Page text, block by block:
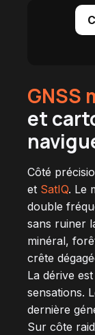
GNSS
et
Côté
et SatIQ. Le
double
sans ruiner
minéral,
crête
La dérive
sensations.
dernière
Sur côte